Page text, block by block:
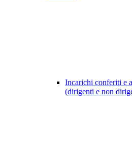
Incarichi conferiti e
(dirigenti e non